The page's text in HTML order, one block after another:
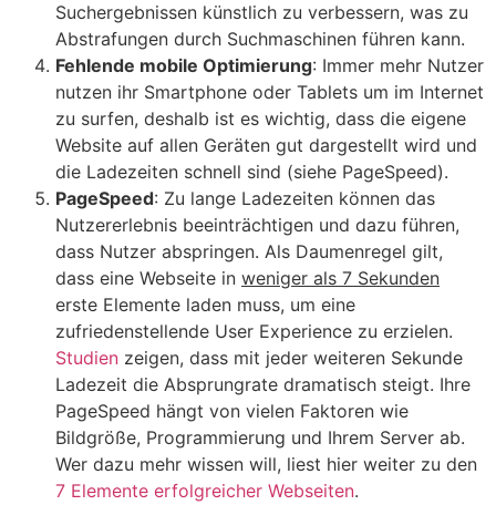
Suchergebnissen künstlich zu verbessern, was zu
Abstrafungen durch Suchmaschinen führen kann.
Fehlende mobile Optimierung: Immer mehr Nutzer
nutzen ihr Smartphone oder Tablets um im Internet
zu surfen, deshalb ist es wichtig, dass die eigene
Website auf allen Geräten gut dargestellt wird und
die Ladezeiten schnell sind (siehe PageSpeed).
PageSpeed: Zu lange Ladezeiten können das
Nutzererlebnis beeinträchtigen und dazu führen,
dass Nutzer abspringen. Als Daumenregel gilt,
dass eine Webseite in weniger als 7 Sekunden
erste Elemente laden muss, um eine
zufriedenstellende User Experience zu erzielen.
Studien zeigen, dass mit jeder weiteren Sekunde
Ladezeit die Absprungrate dramatisch steigt. Ihre
PageSpeed hängt von vielen Faktoren wie
Bildgröße, Programmierung und Ihrem Server ab.
Wer dazu mehr wissen will, liest hier weiter zu den
7 Elemente erfolgreicher Webseiten.